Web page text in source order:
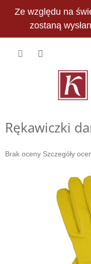
Ze względu na
zostaną
PLN
Rękawiczki
Średnia
Brak oceny Szczegóły